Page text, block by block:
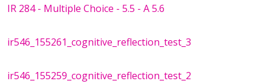
IR 284 - Multiple Choice - 5.5 - A 5.6
ir546_155261_cognitive_reflection_test_3
ir546_155259_cognitive_reflection_test_2